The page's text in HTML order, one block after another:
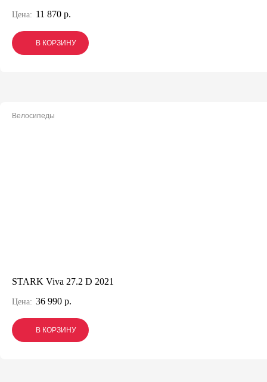
Цена: 11 870 р.
В КОРЗИНУ
В КОРЗИНУ
В КОРЗИНУ
Велосипеды
STARK Viva 27.2 D 2021
Цена: 36 990 р.
В КОРЗИНУ
В КОРЗИНУ
В КОРЗИНУ